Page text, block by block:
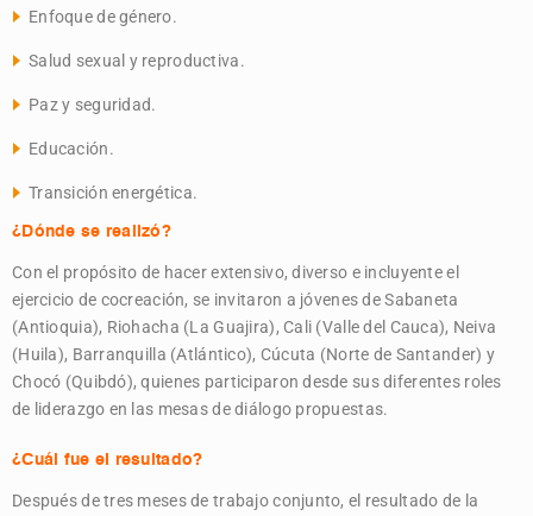
Enfoque de género.
Salud sexual y reproductiva.
Paz y seguridad.
Educación.
Transición energética.
¿Dónde se realizó?
Con el propósito de hacer extensivo, diverso e incluyente el
ejercicio de cocreación, se invitaron a jóvenes de Sabaneta
(Antioquia), Riohacha (La Guajira), Cali (Valle del Cauca), Neiva
(Huila), Barranquilla (Atlántico), Cúcuta (Norte de Santander) y
Chocó (Quibdó), quienes participaron desde sus diferentes roles
de liderazgo en las mesas de diálogo propuestas.
¿Cuál fue el resultado?
Después de tres meses de trabajo conjunto, el resultado de la